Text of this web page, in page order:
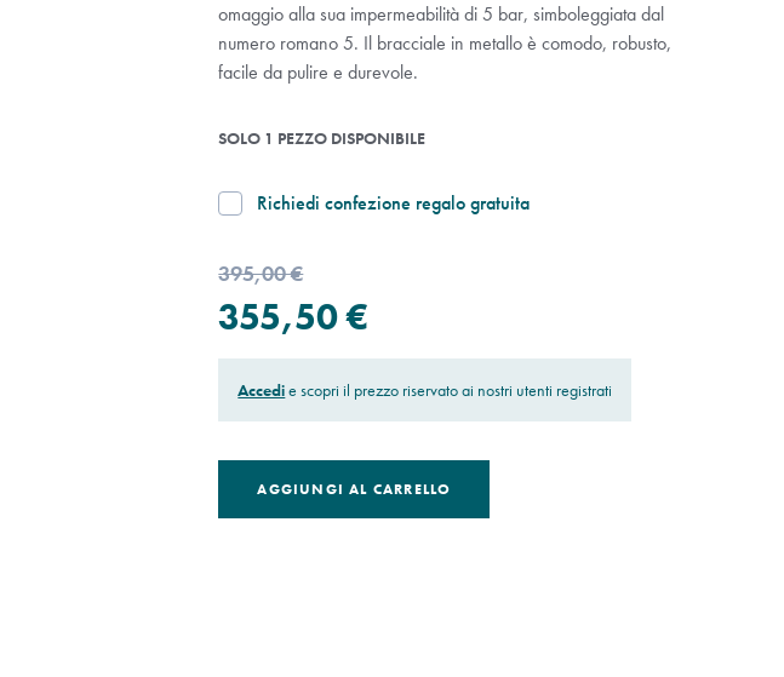
omaggio alla sua impermeabilità di 5 bar, simboleggiata dal
numero romano 5. Il bracciale in metallo è comodo, robusto,
facile da pulire e durevole.
SOLO 1 PEZZO DISPONIBILE
Richiedi confezione regalo gratuita
395,00 €
355,50 €
Accedie scopri il prezzo riservato ai nostri utenti registrati
AGGIUNGI AL CARRELLO